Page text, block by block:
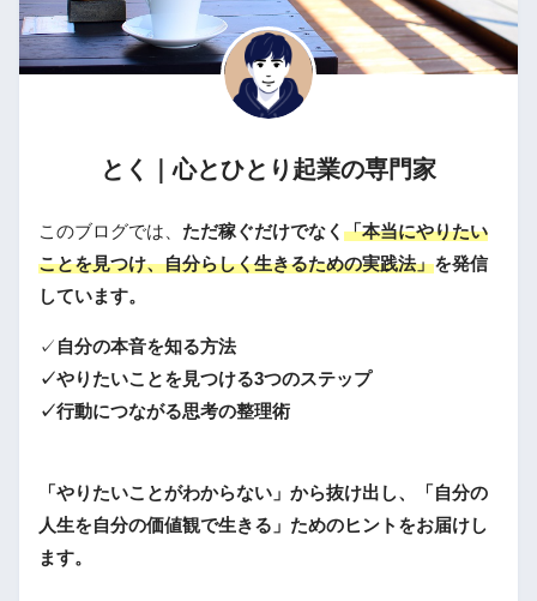
とく｜心とひとり起業の専門家
このブログでは、 ただ稼ぐだけでなく 「本当にやりたい
ことを見つけ、自分らしく生きるための実践法」を発信
しています。
✓ 自分の本音を知る方法
✓やりたいことを見つける3つのステップ
✓行動につながる思考の整理術
「やりたいことがわからない」から抜け出し、「自分の
人生を自分の価値観で生きる」ためのヒントをお届けし
ます。